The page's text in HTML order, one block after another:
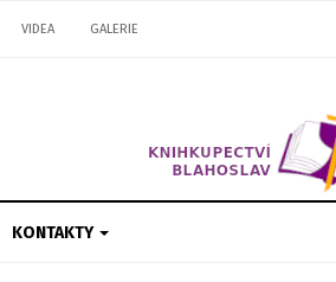
VIDEA GALERIE
KONTAKTY